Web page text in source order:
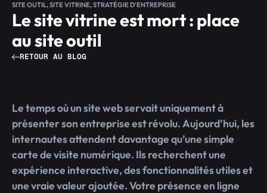
SITE OUTIL,SITE VITRINE,STRATÉGIE D'ENTREPRISE
Le site vitrine est mort : place
au site outil
RETOUR AU BLOG
Le temps où un site web servait uniquement à
présenter son entreprise est révolu. Aujourd’hui, les
internautes attendent davantage qu’une simple
carte de visite numérique. Ils recherchent une
expérience interactive, des fonctionnalités utiles et
une vraie valeur ajoutée. Votre présence en ligne